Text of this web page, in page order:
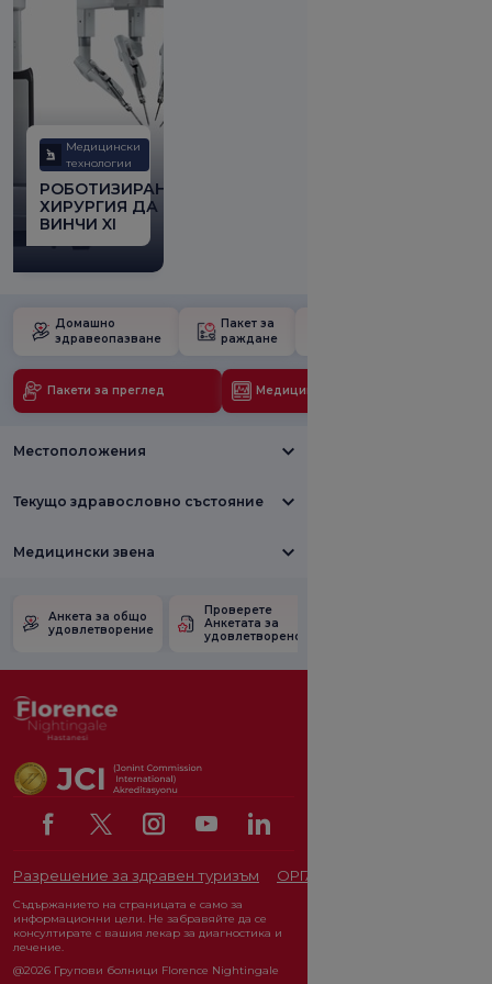
Медицински
технологии
РОБОТИЗИРАНА
ХИРУРГИЯ ДА
ВИНЧИ XI
Домашно
здравеопазване
Пакет за
раждане
Пакети за преглед Медицински технологии
Местоположения
Текущо здравословно състояние
Медицински звена
Анкета за общо
удовлетворение
Проверете
Анкетата за
удовлетвореност.
Разрешение за здравен туризъм ОРГАН ЗА ЗАЩИТА НА
Съдържанието на страницата е само за
информационни цели. Не забравяйте да се
консултирате с вашия лекар за диагностика и
лечение.
@2026 Групови болници Florence Nightingale